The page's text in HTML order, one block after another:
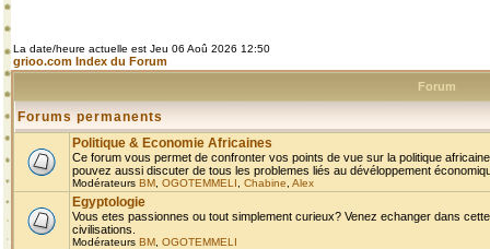
La date/heure actuelle est Jeu 06 Aoû 2026 12:50
grioo.com Index du Forum
Forum
Forums permanents
Politique & Economie Africaines
Ce forum vous permet de confronter vos points de vue sur la politique
pouvez aussi discuter de tous les problemes liés au dévéloppement
Modérateurs BM OGOTEMMELI Chabine Alex
Egyptologie
Vous etes passionnes ou tout simplement curieux? Venez echanger dans
civilisations.
Modérateurs BM OGOTEMMELI